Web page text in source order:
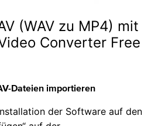
(WAV zu MP4) mit
Converter Free
Dateien importieren
der Software auf den